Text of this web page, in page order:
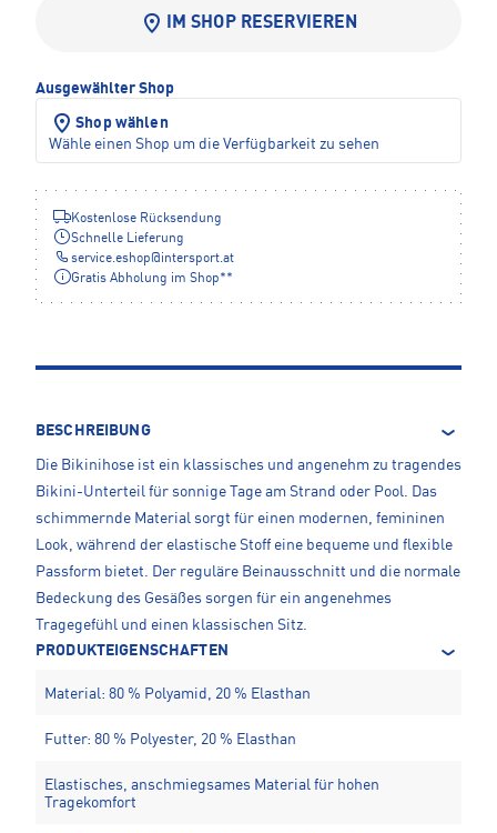
IM SHOP RESERVIEREN
Ausgewählter Shop
Shop wählen
Wähle einen Shop um die Verfügbarkeit zu sehen
Kostenlose Rücksendung
Schnelle Lieferung
service.eshop@intersport.at
Gratis Abholung im Shop**
BESCHREIBUNG
Die Bikinihose ist ein klassisches und angenehm zu tragendes
Bikini-Unterteil für sonnige Tage am Strand oder Pool. Das
schimmernde Material sorgt für einen modernen, femininen
Look, während der elastische Stoff eine bequeme und flexible
Passform bietet. Der reguläre Beinausschnitt und die normale
Bedeckung des Gesäßes sorgen für ein angenehmes
Tragegefühl und einen klassischen Sitz.
PRODUKTEIGENSCHAFTEN
Material: 80 % Polyamid, 20 % Elasthan
Futter: 80 % Polyester, 20 % Elasthan
Elastisches, anschmiegsames Material für hohen
Tragekomfort